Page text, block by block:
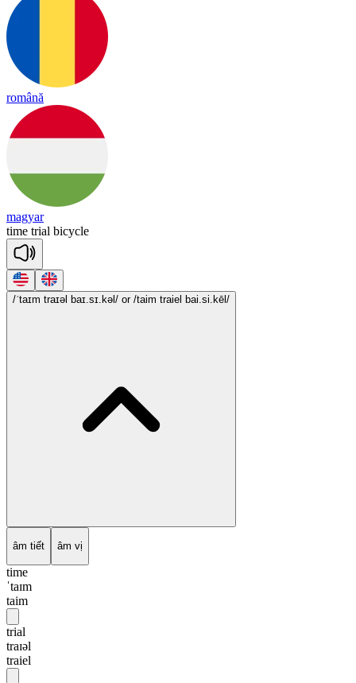
română
magyar
time trial bicycle
/ˈtaɪm traɪəl baɪ.sɪ.kəl/ or /taim traiel bai.si.kēl/
âm tiết âm vị
time
ˈtaɪm
taim
trial
traɪəl
traiel